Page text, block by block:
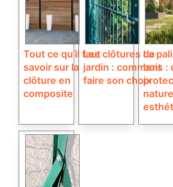
Tout ce qu’il faut
savoir sur la
clôture en
composite
Les clôtures de
jardin : comment
faire son choix
La
bois :